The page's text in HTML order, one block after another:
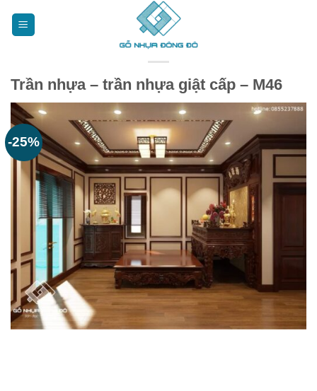
Trần nhựa – trần nhựa giật cấp – M46
-25%